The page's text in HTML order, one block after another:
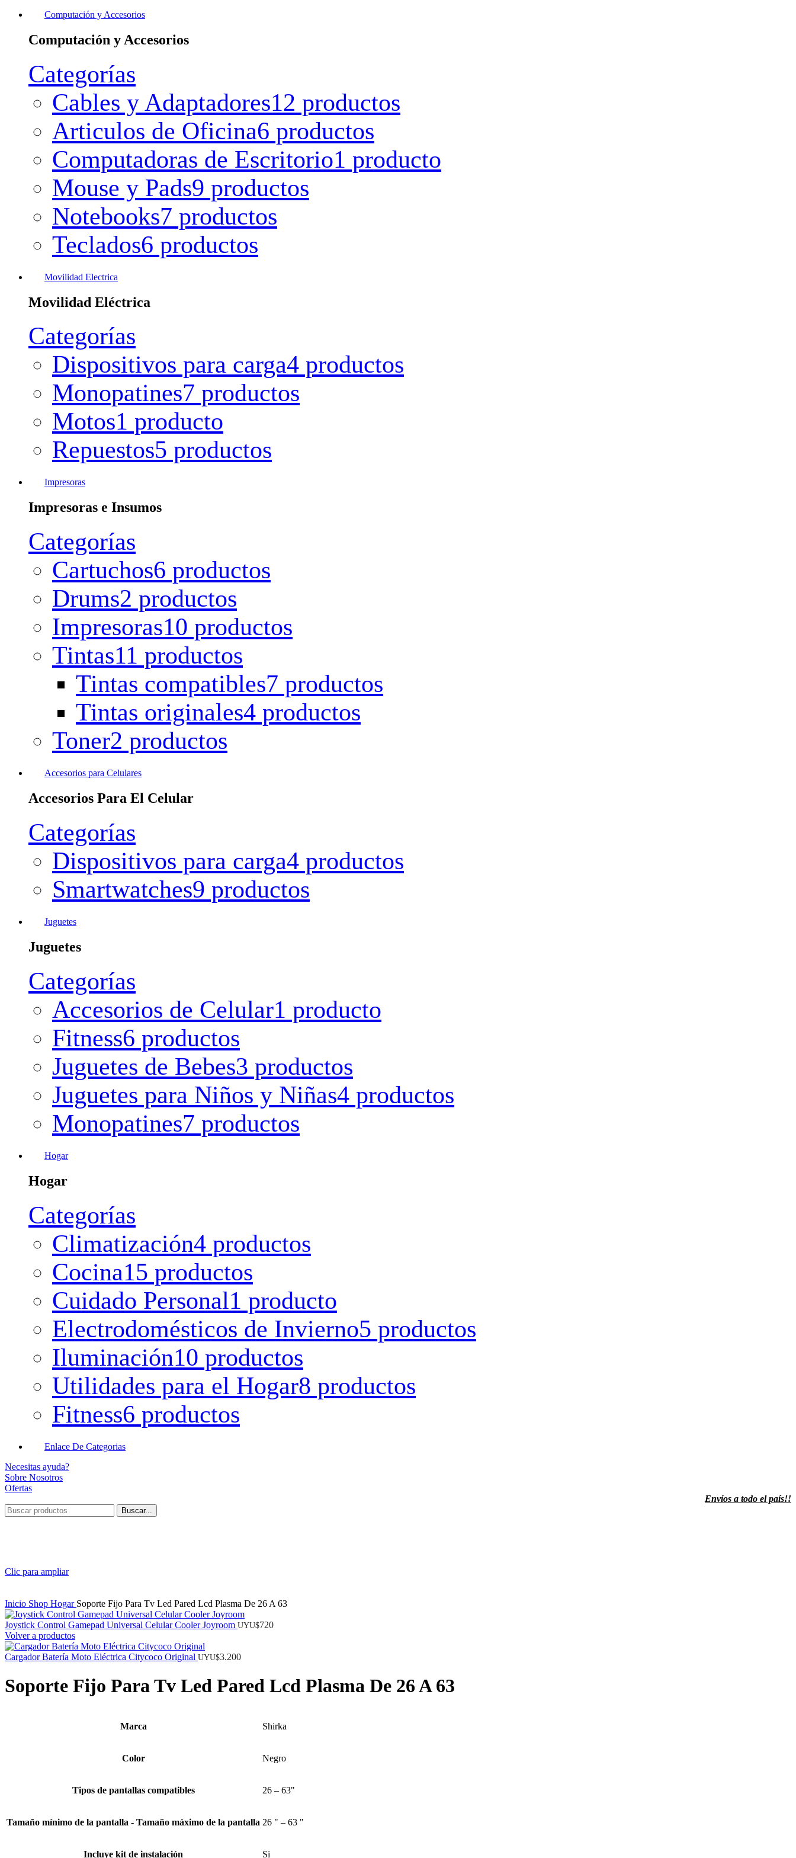
Computación y Accesorios
Computación y Accesorios
Categorías
Cables y Adaptadores12 productos
Articulos de Oficina6 productos
Computadoras de Escritorio1 producto
Mouse y Pads9 productos
Notebooks7 productos
Teclados6 productos
Movilidad Electrica
Movilidad Eléctrica
Categorías
Dispositivos para carga4 productos
Monopatines7 productos
Motos1 producto
Repuestos5 productos
Impresoras
Impresoras e Insumos
Categorías
Cartuchos6 productos
Drums2 productos
Impresoras10 productos
Tintas11 productos
Tintas compatibles7 productos
Tintas originales4 productos
Toner2 productos
Accesorios para Celulares
Accesorios Para El Celular
Categorías
Dispositivos para carga4 productos
Smartwatches9 productos
Juguetes
Juguetes
Categorías
Accesorios de Celular1 producto
Fitness6 productos
Juguetes de Bebes3 productos
Juguetes para Niños y Niñas4 productos
Monopatines7 productos
Hogar
Hogar
Categorías
Climatización4 productos
Cocina15 productos
Cuidado Personal1 producto
Electrodomésticos de Invierno5 productos
Iluminación10 productos
Utilidades para el Hogar8 productos
Fitness6 productos
Enlace De Categorias
Necesitas ayuda?
Sobre Nosotros
Ofertas
Envíos a todo el país!!
Buscar...
Clic para ampliar
Inicio Shop Hogar Soporte Fijo Para Tv Led Pared Lcd Plasma De 26 A 63
Joystick Control Gamepad Universal Celular Cooler Joyroom UYU$720
Volver a productos
Cargador Batería Moto Eléctrica Citycoco Original UYU$3.200
Soporte Fijo Para Tv Led Pared Lcd Plasma De 26 A 63
Marca Shirka
Color Negro
Tipos de pantallas compatibles 26 – 63"
Tamaño mínimo de la pantalla - Tamaño máximo de la pantalla 26 " – 63 "
Incluye kit de instalación Si